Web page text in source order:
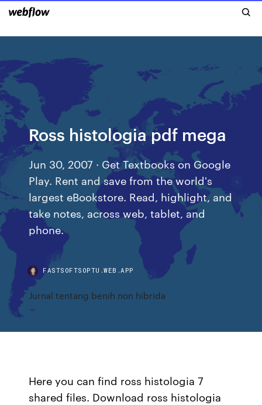
Ross histologia pdf mega
Jun 30, 2007 · Get Textbooks on Google
Play. Rent and save from the world's
largest eBookstore. Read, highlight, and
take notes, across web, tablet, and
phone.
FASTSOFTSOPTU.WEB.APP
Jurnal tentang benih non hibrida
Here you can find ross histologia 7
shared files. Download ross histologia